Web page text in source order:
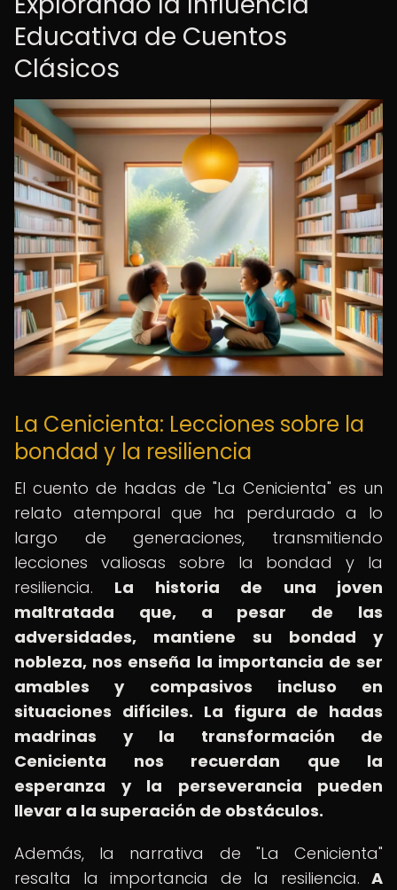
Educativa de Cuentos
Clásicos
La Cenicienta: Lecciones sobre la
bondad y la resiliencia
El cuento de hadas de "La Cenicienta" es un
relato atemporal que ha perdurado a lo
largo de generaciones, transmitiendo
lecciones valiosas sobre la bondad y la
resiliencia. La historia de una joven
maltratada que, a pesar de las
adversidades, mantiene su bondad y
nobleza, nos enseña la importancia de ser
amables y compasivos incluso en
situaciones difíciles. La figura de hadas
madrinas y la transformación de
Cenicienta nos recuerdan que la
esperanza y la perseverancia pueden
llevar a la superación de obstáculos.
Además, la narrativa de "La Cenicienta"
resalta la importancia de la resiliencia. A